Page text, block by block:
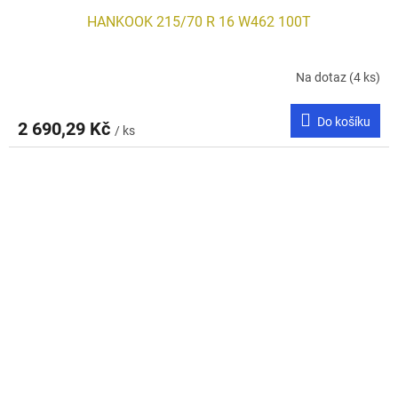
HANKOOK 215/70 R 16 W462 100T
Na dotaz (4 ks)
2 690,29 Kč / ks
Do košíku